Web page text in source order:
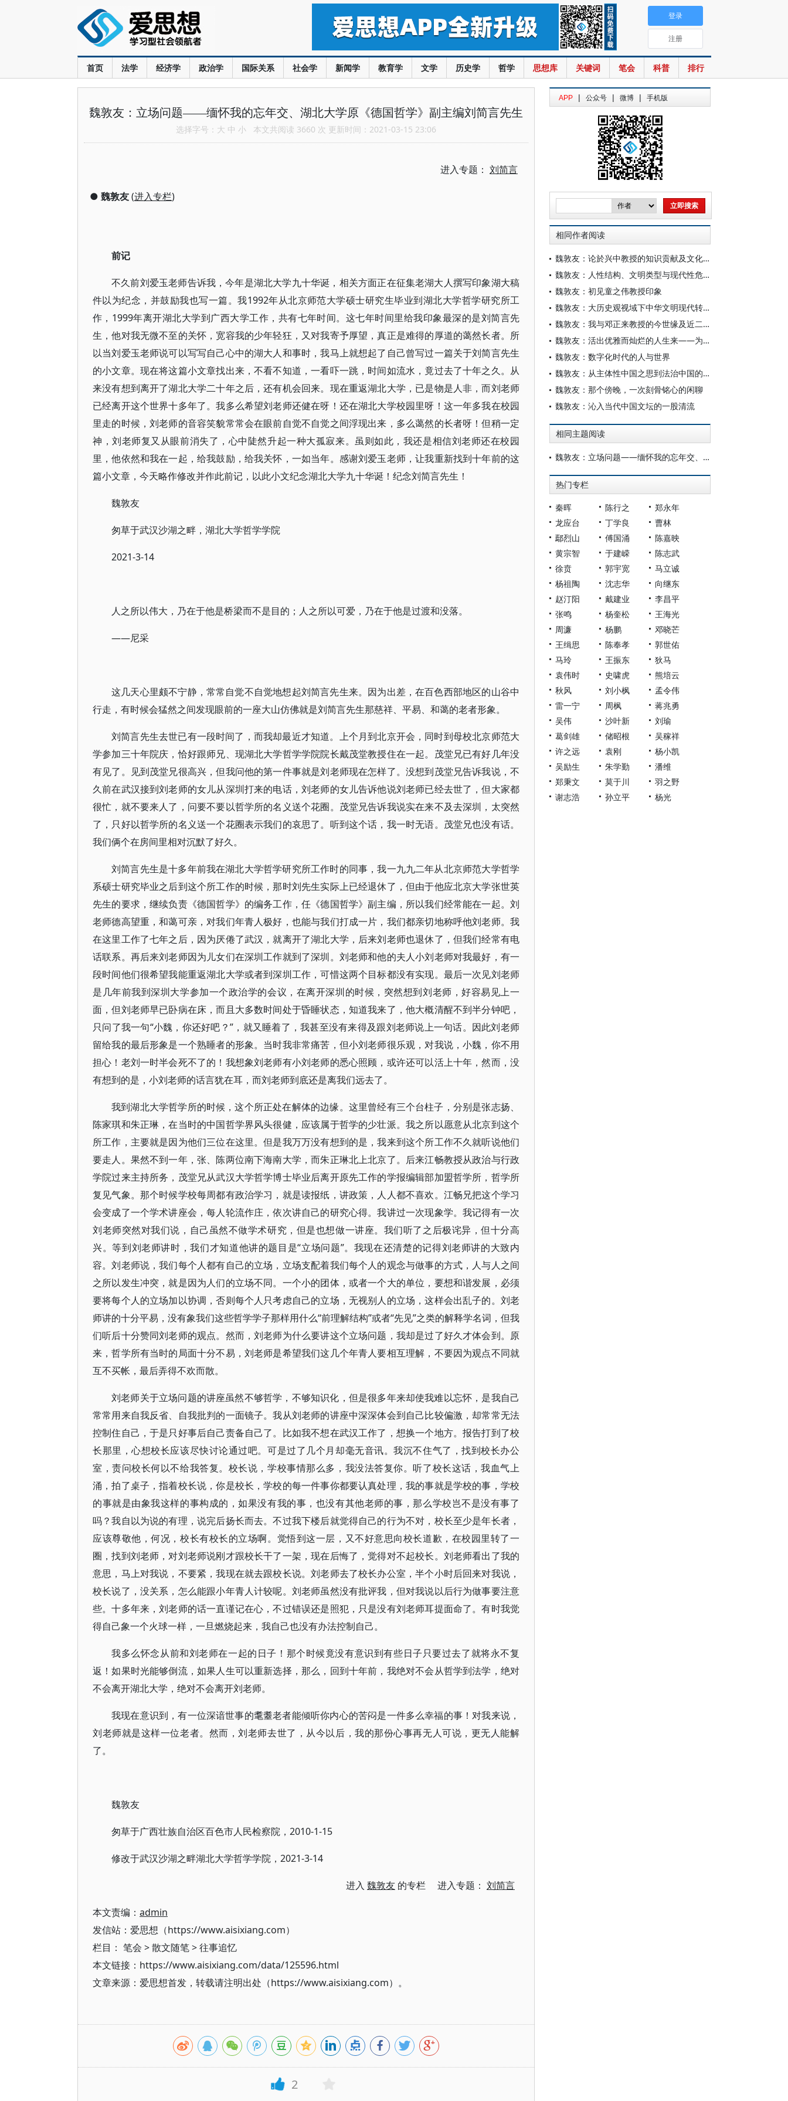
首页 法学 经济学 政治学 国际关系 社会学 新闻学 教育学 文学 历史学 哲学 思想库 关键词 笔会 科普 排行
登录
注册
魏敦友：立场问题——缅怀我的忘年交、湖北大学原《德国哲学》副主编刘简言先生
选择字号： 大 中 小 本文共阅读 3660 次 更新时间：2021-03-15 23:06
进入专题： 刘简言
● 魏敦友(进入专栏)
前记
不久前刘爱玉老师告诉我，今年是湖北大学九十华诞，相关方面正在征集老湖大人撰写印象湖大稿
件以为纪念，并鼓励我也写一篇。我1992年从北京师范大学硕士研究生毕业到湖北大学哲学研究所工
作，1999年离开湖北大学到广西大学工作，共有七年时间。这七年时间里给我印象最深的是刘简言先
生，他对我无微不至的关怀，宽容我的少年轻狂，又对我寄予厚望，真正是难得的厚道的蔼然长者。所
以当刘爱玉老师说可以写写自己心中的湖大人和事时，我马上就想起了自己曾写过一篇关于刘简言先生
的小文章。现在将这篇小文章找出来，不看不知道，一看吓一跳，时间如流水，竟过去了十年之久。从
来没有想到离开了湖北大学二十年之后，还有机会回来。现在重返湖北大学，已是物是人非，而刘老师
已经离开这个世界十多年了。我多么希望刘老师还健在呀！还在湖北大学校园里呀！这一年多我在校园
里走的时候，刘老师的音容笑貌常常会在眼前自觉不自觉之间浮现出来，多么蔼然的长者呀！但稍一定
神，刘老师复又从眼前消失了，心中陡然升起一种大孤寂来。虽则如此，我还是相信刘老师还在校园
里，他依然和我在一起，给我鼓励，给我关怀，一如当年。感谢刘爱玉老师，让我重新找到十年前的这
篇小文章，今天略作修改并作此前记，以此小文纪念湖北大学九十华诞！纪念刘简言先生！
魏敦友
匆草于武汉沙湖之畔，湖北大学哲学学院
2021-3-14
人之所以伟大，乃在于他是桥梁而不是目的；人之所以可爱，乃在于他是过渡和没落。
——尼采
这几天心里颇不宁静，常常自觉不自觉地想起刘简言先生来。因为出差，在百色西部地区的山谷中
行走，有时候会猛然之间发现眼前的一座大山仿佛就是刘简言先生那慈祥、平易、和蔼的老者形象。
刘简言先生去世已有一段时间了，而我却最近才知道。上个月到北京开会，同时到母校北京师范大
学参加三十年院庆，恰好跟师兄、现湖北大学哲学学院院长戴茂堂教授住在一起。茂堂兄已有好几年没
有见了。见到茂堂兄很高兴，但我问他的第一件事就是刘老师现在怎样了。没想到茂堂兄告诉我说，不
久前在武汉接到刘老师的女儿从深圳打来的电话，刘老师的女儿告诉他说刘老师已经去世了，但大家都
很忙，就不要来人了，问要不要以哲学所的名义送个花圈。茂堂兄告诉我说实在来不及去深圳，太突然
了，只好以哲学所的名义送一个花圈表示我们的哀思了。听到这个话，我一时无语。茂堂兄也没有话。
我们俩个在房间里相对沉默了好久。
刘简言先生是十多年前我在湖北大学哲学研究所工作时的同事，我一九九二年从北京师范大学哲学
系硕士研究毕业之后到这个所工作的时候，那时刘先生实际上已经退休了，但由于他应北京大学张世英
先生的要求，继续负责《德国哲学》的编务工作，任《德国哲学》副主编，所以我们经常能在一起。刘
老师德高望重，和蔼可亲，对我们年青人极好，也能与我们打成一片，我们都亲切地称呼他刘老师。我
在这里工作了七年之后，因为厌倦了武汉，就离开了湖北大学，后来刘老师也退休了，但我们经常有电
话联系。再后来刘老师因为儿女们在深圳工作就到了深圳。刘老师和他的夫人小刘老师对我最好，有一
段时间他们很希望我能重返湖北大学或者到深圳工作，可惜这两个目标都没有实现。最后一次见刘老师
是几年前我到深圳大学参加一个政治学的会议，在离开深圳的时候，突然想到刘老师，好容易见上一
面，但刘老师早已卧病在床，而且大多数时间处于昏睡状态，知道我来了，他大概清醒不到半分钟吧，
只问了我一句“小魏，你还好吧？”，就又睡着了，我甚至没有来得及跟刘老师说上一句话。因此刘老师
留给我的最后形象是一个熟睡者的形象。当时我非常痛苦，但小刘老师很乐观，对我说，小魏，你不用
担心！老刘一时半会死不了的！我想象刘老师有小刘老师的悉心照顾，或许还可以活上十年，然而，没
有想到的是，小刘老师的话言犹在耳，而刘老师到底还是离我们远去了。
我到湖北大学哲学所的时候，这个所正处在解体的边缘。这里曾经有三个台柱子，分别是张志扬、
陈家琪和朱正琳，在当时的中国哲学界风头很健，应该属于哲学的少壮派。我之所以愿意从北京到这个
所工作，主要就是因为他们三位在这里。但是我万万没有想到的是，我来到这个所工作不久就听说他们
要走人。果然不到一年，张、陈两位南下海南大学，而朱正琳北上北京了。后来江畅教授从政治与行政
学院过来主持所务，茂堂兄从武汉大学哲学博士毕业后离开原先工作的学报编辑部加盟哲学所，哲学所
复见气象。那个时候学校每周都有政治学习，就是读报纸，讲政策，人人都不喜欢。江畅兄把这个学习
会变成了一个学术讲座会，每人轮流作庄，依次讲自己的研究心得。我讲过一次现象学。我记得有一次
刘老师突然对我们说，自己虽然不做学术研究，但是也想做一讲座。我们听了之后极诧异，但十分高
兴。等到刘老师讲时，我们才知道他讲的题目是“立场问题”。我现在还清楚的记得刘老师讲的大致内
容。刘老师说，我们每个人都有自己的立场，立场支配着我们每个人的观念与做事的方式，人与人之间
之所以发生冲突，就是因为人们的立场不同。一个小的团体，或者一个大的单位，要想和谐发展，必须
要将每个人的立场加以协调，否则每个人只考虑自己的立场，无视别人的立场，这样会出乱子的。刘老
师讲的十分平易，没有象我们这些哲学学子那样用什么“前理解结构”或者“先见”之类的解释学名词，但我
们听后十分赞同刘老师的观点。然而，刘老师为什么要讲这个立场问题，我却是过了好久才体会到。原
来，哲学所有当时的局面十分不易，刘老师是希望我们这几个年青人要相互理解，不要因为观点不同就
互不买帐，最后弄得不欢而散。
刘老师关于立场问题的讲座虽然不够哲学，不够知识化，但是很多年来却使我难以忘怀，是我自己
常常用来自我反省、自我批判的一面镜子。我从刘老师的讲座中深深体会到自己比较偏激，却常常无法
控制住自己，于是只好事后自己责备自己了。比如我不想在武汉工作了，想换一个地方。报告打到了校
长那里，心想校长应该尽快讨论通过吧。可是过了几个月却毫无音讯。我沉不住气了，找到校长办公
室，责问校长何以不给我答复。校长说，学校事情那么多，我没法答复你。听了校长这话，我血气上
涌，拍了桌子，指着校长说，你是校长，学校的每一件事你都要认真处理，我的事就是学校的事，学校
的事就是由象我这样的事构成的，如果没有我的事，也没有其他老师的事，那么学校岂不是没有事了
吗？我自以为说的有理，说完后扬长而去。不过我下楼后就觉得自己的行为不对，校长至少是年长者，
应该尊敬他，何况，校长有校长的立场啊。觉悟到这一层，又不好意思向校长道歉，在校园里转了一
圈，找到刘老师，对刘老师说刚才跟校长干了一架，现在后悔了，觉得对不起校长。刘老师看出了我的
意思，马上对我说，不要紧，我现在就去跟校长说。刘老师去了校长办公室，半个小时后回来对我说，
校长说了，没关系，怎么能跟小年青人计较呢。刘老师虽然没有批评我，但对我说以后行为做事要注意
些。十多年来，刘老师的话一直谨记在心，不过错误还是照犯，只是没有刘老师耳提面命了。有时我觉
得自己象一个火球一样，一旦燃烧起来，我自己也没有办法控制自己。
我多么怀念从前和刘老师在一起的日子！那个时候竟没有意识到有些日子只要过去了就将永不复
返！如果时光能够倒流，如果人生可以重新选择，那么，回到十年前，我绝对不会从哲学到法学，绝对
不会离开湖北大学，绝对不会离开刘老师。
我现在意识到，有一位深谙世事的耄耋老者能倾听你内心的苦闷是一件多么幸福的事！对我来说，
刘老师就是这样一位老者。然而，刘老师去世了，从今以后，我的那份心事再无人可说，更无人能解
了。
魏敦友
匆草于广西壮族自治区百色市人民检察院，2010-1-15
修改于武汉沙湖之畔湖北大学哲学学院，2021-3-14
进入 魏敦友 的专栏 进入专题： 刘简言
本文责编： admin
发信站：爱思想（https://www.aisixiang.com）
栏目： 笔会 >散文随笔>往事追忆
本文链接：https://www.aisixiang.com/data/125596.html
文章来源：爱思想首发，转载请注明出处（https://www.aisixiang.com）。
2
APP | 公众号 | 微博 | 手机版
相同作者阅读
魏敦友：论於兴中教授的知识贡献及文化自觉意义
魏敦友：人性结构、文明类型与现代性危机视域下算法社会的新启蒙
魏敦友：初见童之伟教授印象
魏敦友：大历史观视域下中华文明现代转型的模式选择和政治哲学建构
魏敦友：我与邓正来教授的今世缘及近二百年中国问题认知的三大范式
魏敦友：活出优雅而灿烂的人生来——为魏敦举先生《家书》一书而作
魏敦友：数字化时代的人与世界
魏敦友：从主体性中国之思到法治中国的实践逻辑
魏敦友：那个傍晚，一次刻骨铭心的闲聊
魏敦友：沁入当代中国文坛的一股清流
相同主题阅读
魏敦友：立场问题——缅怀我的忘年交、湖北大学原《德国哲学》副主编刘简言先生
热门专栏
秦晖 陈行之
郑永年
龙应台
丁学良
曹林
鄢烈山
傅国涌
陈嘉映
黄宗智
于建嵘
陈志武
徐贲
郭宇宽
马立诚
杨祖陶
沈志华
向继东
赵汀阳
戴建业
李昌平
张鸣
杨奎松
王海光
周濂
杨鹏
邓晓芒
王缉思
陈奉孝
郭世佑
马玲
王振东
狄马
袁伟时
史啸虎
熊培云
秋风
刘小枫
孟令伟
雷一宁
周枫
蒋兆勇
吴伟
沙叶新
刘瑜
葛剑雄
储昭根
吴稼祥
许之远
袁刚
杨小凯
吴励生
朱学勤
潘维
郑秉文
莫于川
羽之野
谢志浩
孙立平 杨光